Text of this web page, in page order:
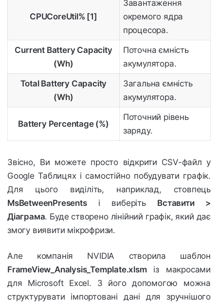
CPUCoreUtil% [1]
Завантаження
окремого ядра
процесора.
Current Battery Capacity
(Wh)
Поточна ємність
акумулятора.
Total Battery Capacity
(Wh)
Загальна ємність
акумулятора.
Battery Percentage (%)
Поточний рівень
заряду.
Звісно, Ви можете просто відкрити CSV-файл у
Google Таблицях і самостійно побудувати графік.
Для цього виділіть, наприклад, стовпець
MsBetweenPresentsі виберіть Вставити >
Діаграма. Буде створено лінійний графік, який дає
змогу виявити мікрофризи.
Але компанія NVIDIA створила шаблон
FrameView_Analysis_Template.xlsmіз макросами
для Microsoft Excel. З його допомогою можна
структурувати імпортовані дані для зручнішого